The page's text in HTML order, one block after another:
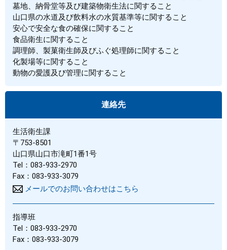
墓地、納骨堂等及び建築物衛生法に関すること
山口県の水道及び飲料水の水質基準等に関すること
安心で安全な食の確保に関すること
食品衛生に関すること
調理師、製菓衛生師及びふぐ処理師に関すること
化製場等に関すること
動物の愛護及び管理に関すること
連絡先
生活衛生課
〒753-8501
山口県山口市滝町1番1号
Tel：083-933-2970
Fax：083-933-3079
メールでのお問い合わせはこちら
指導班
Tel：083-933-2970
Fax：083-933-3079